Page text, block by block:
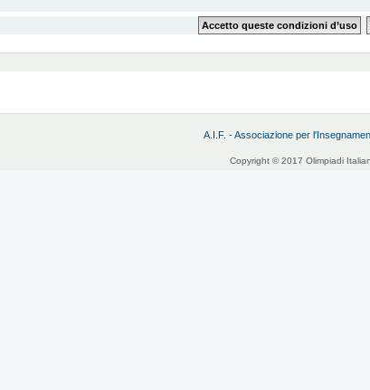
A.I.F. - Associazione per
Copyright © 2017 Olimpiadi